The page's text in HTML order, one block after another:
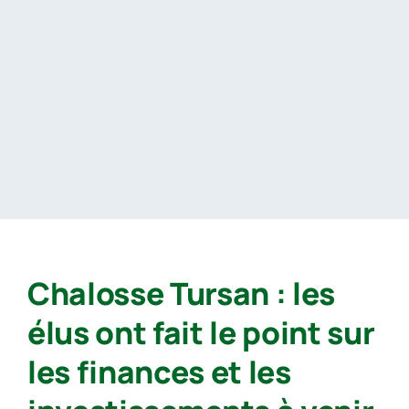
Chalosse Tursan : les
élus ont fait le point sur
les finances et les